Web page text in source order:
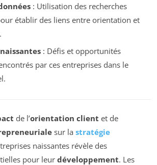
: Utilisation des recherches
établir des liens entre orientation et
: Défis et opportunités
par ces entreprises dans le
de l’orientation client et de
sur la stratégie
naissantes révèle des
pour leur développement. Les